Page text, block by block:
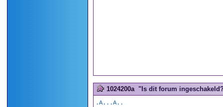
1024200a "Is dit forum
.A...A..